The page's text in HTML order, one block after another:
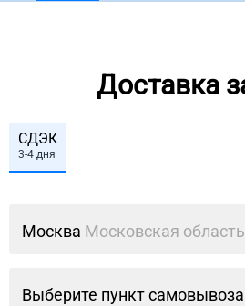
Доставка
СДЭК
3-4 дня
Москва Московская область
Выберите пункт самовывоза